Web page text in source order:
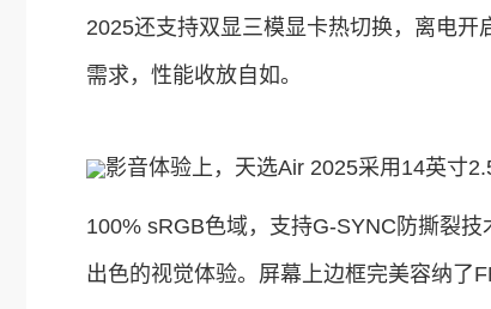
2025还支持双显三模显卡热切换，离电
需求，性能收放自如。
影音体验上，天选Air 2025采用14英寸
100% sRGB色域，支持G-SYNC防撕裂
出色的视觉体验。屏幕上边框完美容纳了